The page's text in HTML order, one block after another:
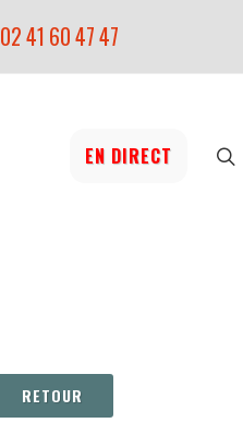
02 41 60 47 47
EN DIRECT
RETOUR